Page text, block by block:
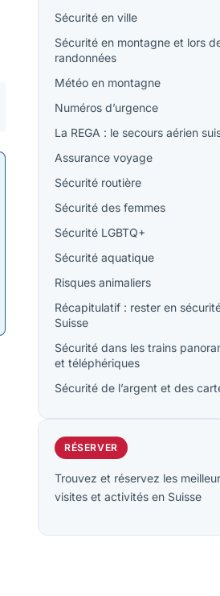
Sécurité en ville
Sécurité en montagne et lors
randonnées
Météo en montagne
Numéros d’urgence
La REGA : le secours aérien
Assurance voyage
Sécurité routière
Sécurité des femmes
Sécurité LGBTQ+
Sécurité aquatique
Risques animaliers
Récapitulatif : rester en
Suisse
Sécurité dans les trains
et téléphériques
Sécurité de l’argent et des
RÉSERVER
Trouvez et réservez les
visites et activités en Suisse